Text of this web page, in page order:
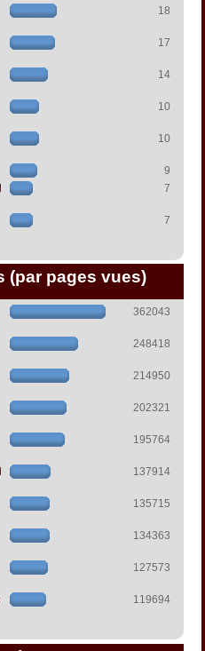
18
17
14
10
10
9
7
7
(par pages vues)
362043
248418
214950
202321
195764
137914
135715
134363
127573
119694